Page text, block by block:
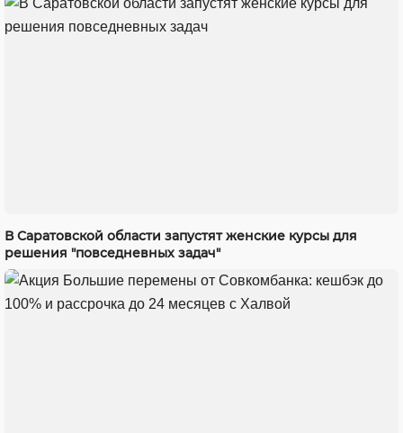
В Саратовской области запустят женские курсы для
решения "повседневных задач"